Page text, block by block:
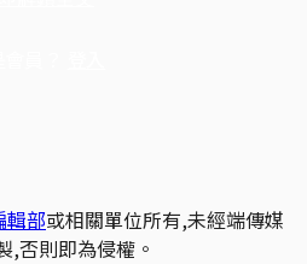
輯部或相關單位所有,未經端傳媒
,否則即為侵權。